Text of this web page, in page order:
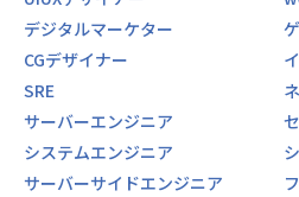
デジタルマーケター
CGデザイナー
SRE
サーバーエンジニア
システムエンジニア
サーバーサイドエンジニア